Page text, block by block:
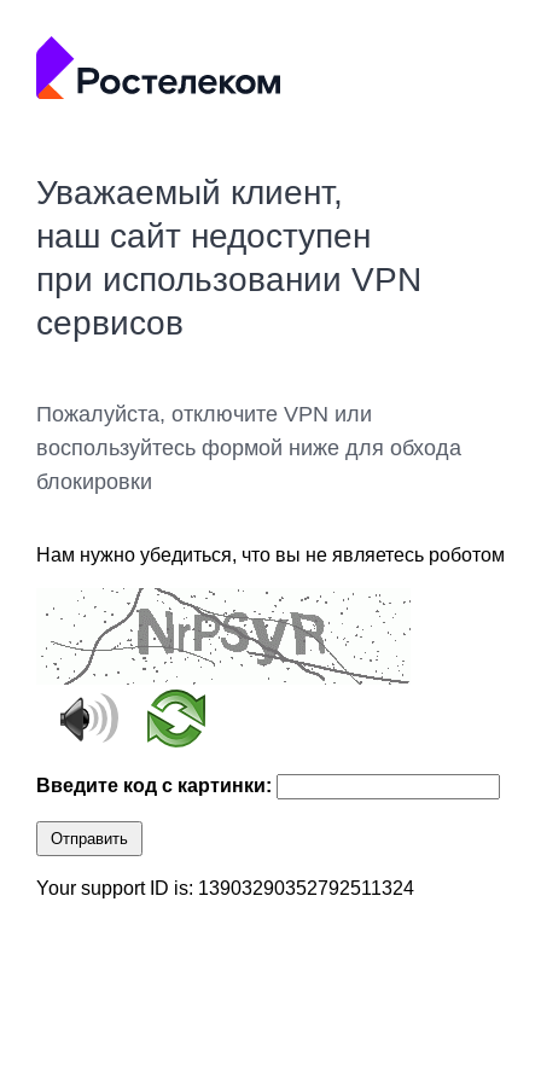
Уважаемый клиент,
наш сайт недоступен
при использовании VPN
сервисов
Пожалуйста, отключите VPN или
воспользуйтесь формой ниже для обхода
блокировки
Нам нужно убедиться, что вы не являетесь роботом
Введите код с картинки:
Отправить
Your support ID is: 13903290352792511324